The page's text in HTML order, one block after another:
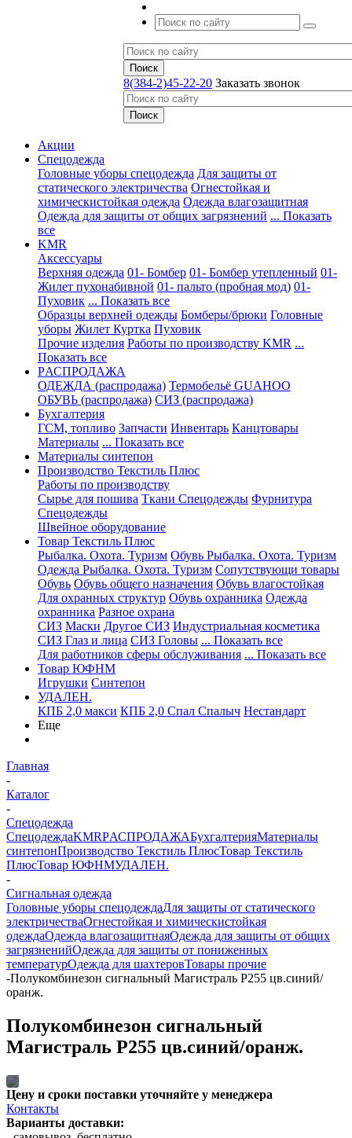
8(384-2)45-22-20 Заказать звонок
Акции
Спецодежда
Головные уборы спецодежда Для защиты от
статического электричества Огнестойкая и
химическистойкая одежда Одежда влагозащитная
Одежда для защиты от общих загрязнений ... Показать
все
KMR
Аксессуары
Верхняя одежда 01- Бомбер 01- Бомбер утепленный 01-
Жилет пухонабивной 01- пальто (пробная мод) 01-
Пуховик ... Показать все
Образцы верхней одежды Бомберы/брюки Головные
уборы Жилет Куртка Пуховик
Прочие изделия Работы по производству KMR ...
Показать все
PАСПРОДАЖА
ОДЕЖДА (распродажа) Термобельё GUAHOO
ОБУВЬ (распродажа) СИЗ (распродажа)
Бухгалтерия
ГСМ, топливо Запчасти Инвентарь Канцтовары
Материалы ... Показать все
Материалы синтепон
Производство Текстиль Плюс
Работы по производству
Сырье для пошива Ткани Спецодежды Фурнитура
Спецодежды
Швейное оборудование
Товар Текстиль Плюс
Рыбалка. Охота. Туризм Обувь Рыбалка. Охота. Туризм
Одежда Рыбалка. Охота. Туризм Сопутствующи товары
Обувь Обувь общего назначения Обувь влагостойкая
Для охранных структур Обувь охранника Одежда
охранника Разное охрана
СИЗ Маски Другое СИЗ Индустриальная косметика
СИЗ Глаз и лица СИЗ Головы ... Показать все
Для работников сферы обслуживания ... Показать все
Товар ЮФНМ
Игрушки Синтепон
УДАЛЕН.
КПБ 2,0 макси КПБ 2,0 Спал Спалыч Нестандарт
Еще
Главная
-
Каталог
-
Спецодежда
СпецодеждаKMRPАСПРОДАЖАБухгалтерияМатериалы
синтепонПроизводство Текстиль ПлюсТовар Текстиль
ПлюсТовар ЮФНМУДАЛЕН.
-
Сигнальная одежда
Головные уборы спецодеждаДля защиты от статического
электричестваОгнестойкая и химическистойкая
одеждаОдежда влагозащитнаяОдежда для защиты от общих
загрязненийОдежда для защиты от пониженных
температурОдежда для шахтеровТовары прочие
-Полукомбинезон сигнальный Магистраль Р255 цв.синий/
оранж.
Полукомбинезон сигнальный
Магистраль Р255 цв.синий/оранж.
Цену и сроки поставки уточняйте у менеджера
Контакты
Варианты доставки: